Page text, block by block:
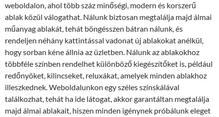
weboldalon, ahol több száz minőségi, modern és korszerű
ablak közül válogathat. Nálunk biztosan megtalálja majd álmai
műanyag ablakát, tehát böngésszen bátran nálunk, és
rendeljen néhány kattintással vadonat új ablakokat anélkül,
hogy sorban kéne állnia az üzletben. Nálunk az ablakokhoz
többféle színben rendelhet különböző kiegészítőket is, például
redőnyöket, kilincseket, reluxákat, amelyek minden ablakhoz
illeszkednek. Weboldalunkon egy széles színskálával
találkozhat, tehát ha ide látogat, akkor garantáltan megtalálja
majd álmai ablakait, hiszen minden igénynek próbálunk eleget